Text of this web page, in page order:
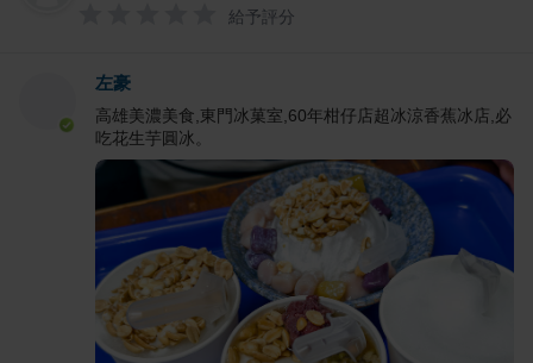
給予評分
左豪
高雄美濃美食,東門冰菓室,60年柑仔店超冰涼香蕉冰店,必
吃花生芋圓冰。